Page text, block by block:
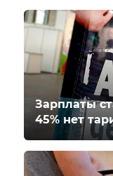
Зарплаты
45% нет